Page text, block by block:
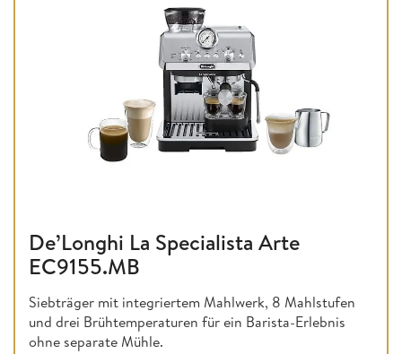
De’Longhi La Specialista Arte
EC9155.MB
Siebträger mit integriertem Mahlwerk, 8 Mahlstufen
und drei Brühtemperaturen für ein Barista-Erlebnis
ohne separate Mühle.